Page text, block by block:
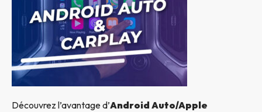
Découvrez l’avantage d’Android Auto/Apple